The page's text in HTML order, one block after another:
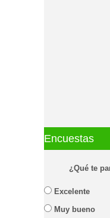
Encuestas
¿Qué te
Excelente
Muy bueno